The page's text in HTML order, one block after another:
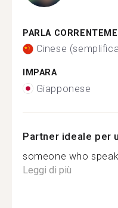
PARLA
Cinese
IMPARA
Giapponese
Partner ideale per
someone who
Leggi di più